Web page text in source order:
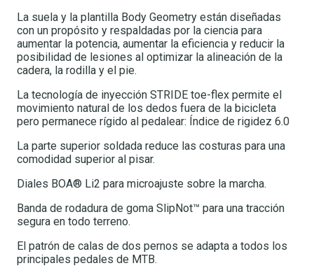
La suela y la plantilla Body Geometry están diseñadas
con un propósito y respaldadas por la ciencia para
aumentar la potencia, aumentar la eficiencia y reducir la
posibilidad de lesiones al optimizar la alineación de la
cadera, la rodilla y el pie.
La tecnología de inyección STRIDE toe-flex permite el
movimiento natural de los dedos fuera de la bicicleta
pero permanece rígido al pedalear: Índice de rigidez 6.0
La parte superior soldada reduce las costuras para una
comodidad superior al pisar.
Diales BOA® Li2 para microajuste sobre la marcha.
Banda de rodadura de goma SlipNot™ para una tracción
segura en todo terreno.
El patrón de calas de dos pernos se adapta a todos los
principales pedales de MTB.